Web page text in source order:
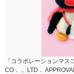
「コラボレーションマ
CO．， LTD．